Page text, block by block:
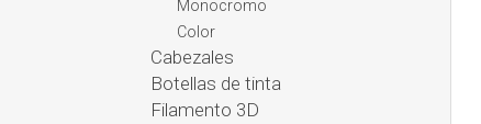
Monocromo
Color
Cabezales
Botellas de tinta
Filamento 3D